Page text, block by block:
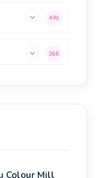
496
388
Colour Mill